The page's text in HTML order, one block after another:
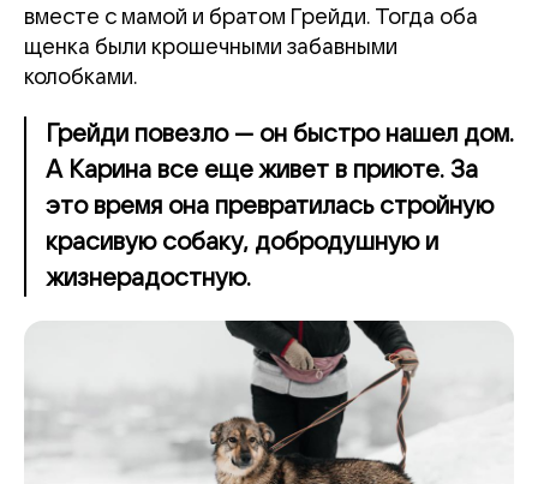
вместе с мамой и братом Грейди. Тогда оба
щенка были крошечными забавными
колобками.
Грейди повезло — он быстро нашел дом.
А Карина все еще живет в приюте. За
это время она превратилась стройную
красивую собаку, добродушную и
жизнерадостную.